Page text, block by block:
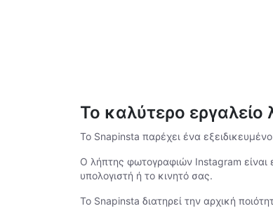
Το καλύτερο
Το Snapinsta παρέχει ένα εξειδικευμένο
Ο λήπτης φωτογραφιών Instagram είναι
υπολογιστή ή το κινητό σας.
Το Snapinsta διατηρεί την αρχική